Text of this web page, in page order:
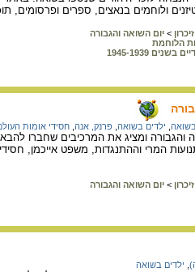
ולוחמים בנאצים, ספרים ופרסומים,
> יום השואה והגבורה
הלוחמת
בשנים 1945-1939
בשואה ילדים בשואה פרנק, אנה חסידי אומות
ומציג את המרכיבים שחברו להבאת
המרי וההתנגדות, משפט אייכמן,
> יום השואה והגבורה
ילדים בשואה